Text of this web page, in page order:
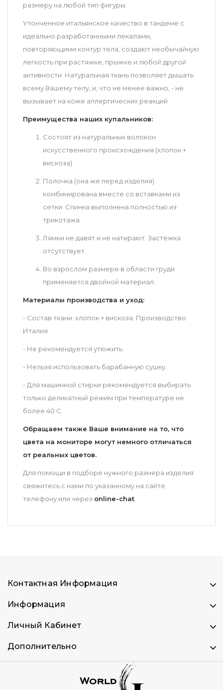
размеру на любой тип фигуры.
Утонченное итальянское качество в тандеме с
идеально разработанными лекалами,
повторяющими контур тела, создают необычайную
легкость при растяжке, прыжке и любой другой
активности. Натуральная ткань позволяет дышать
всему Вашему телу, и, что не менее важно, - не
вызывает на коже аллергических реакций.
Преимущества наших купальников:
Состоят из натуральных волокон
искусственного происхождения (хлопок +
вискоза).
Полочка (она же перед изделия)
комбинирована вместе со вставками из
сетки. Спинка выполнена полностью из
трикотажа.
Лямки не давят и не натирают. Застёжка
отсутствует.
Во взрослом размере в области груди
применяется двойной материал.
Материалы производства и уход:
- Состав ткани: хлопок + вискоза. Производство
Италия.
- Не рекомендуется утюжить.
- Нельзя использовать барабанную сушку.
- Для машинной стирки рекомендуется выбирать
только деликатный режим при температуре не
более 40 С.
Обращаем также Ваше внимание на то, что
цвета на мониторе могут немного отличаться
от реальных цветов.
Для помощи в подборе нужного размера изделия
свяжитесь с нами по указанному на сайте
телефону или через online-chat
Контактная Информация
Информация
Личный Кабинет
Дополнительно